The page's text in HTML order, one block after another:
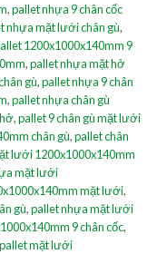
,pallet nhựa 9 chân cốc
nhựa mặt lưới chân gù,
1200x1000x140mm 9
,pallet nhựa mặt hở
gù,pallet nhựa 9 chân
,pallet nhựa chân gù
,pallet 9 chân gù mặt lưới
chân gù,pallet chân
lưới 1200x1000x140mm
mặt lưới
mặt lưới,
gù,pallet nhựa mặt lưới
9 chân cốc,
pallet mặt lưới